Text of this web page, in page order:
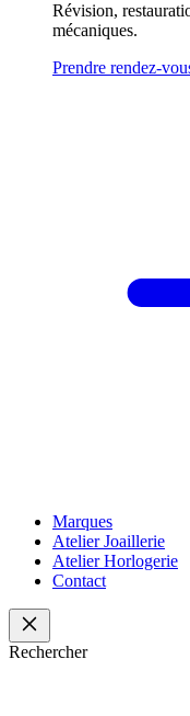
Révision,
mécaniques.
Prendre rendez-
Marques
Atelier Joaillerie
Atelier Horlogerie
Contact
Rechercher